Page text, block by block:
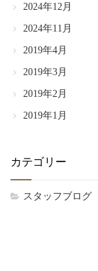
2024年12月
2024年11月
2019年4月
2019年3月
2019年2月
2019年1月
カテゴリー
スタッフブログ